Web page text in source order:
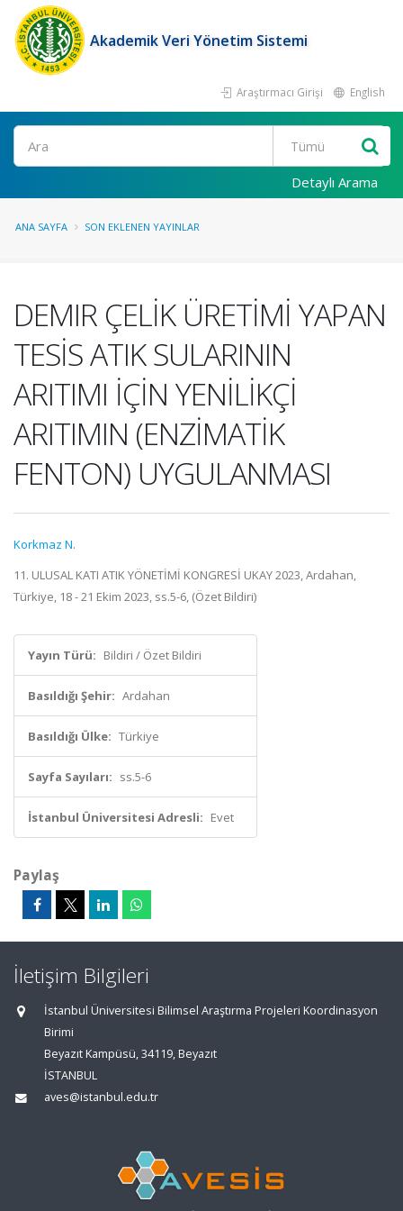
Akademik Veri Yönetim Sistemi
Araştırmacı Girişi English
Ara
Detaylı Arama
ANA SAYFA SON EKLENEN YAYINLAR
DEMIR ÇELİK ÜRETİMİ YAPAN
TESİS ATIK SULARININ
ARITIMI İÇİN YENİLİKÇİ
ARITIMIN (ENZİMATİK
FENTON) UYGULANMASI
Korkmaz N.
11. ULUSAL KATI ATIK YÖNETİMİ KONGRESİ UKAY 2023, Ardahan,
Türkiye, 18 - 21 Ekim 2023, ss.5-6, (Özet Bildiri)
Yayın Türü: Bildiri / Özet Bildiri
Basıldığı Şehir: Ardahan
Basıldığı Ülke: Türkiye
Sayfa Sayıları: ss.5-6
İstanbul Üniversitesi Adresli: Evet
Paylaş
İletişim Bilgileri
İstanbul Üniversitesi Bilimsel Araştırma Projeleri Koordinasyon
Birimi
Beyazıt Kampüsü, 34119, Beyazıt
İSTANBUL
aves@istanbul.edu.tr